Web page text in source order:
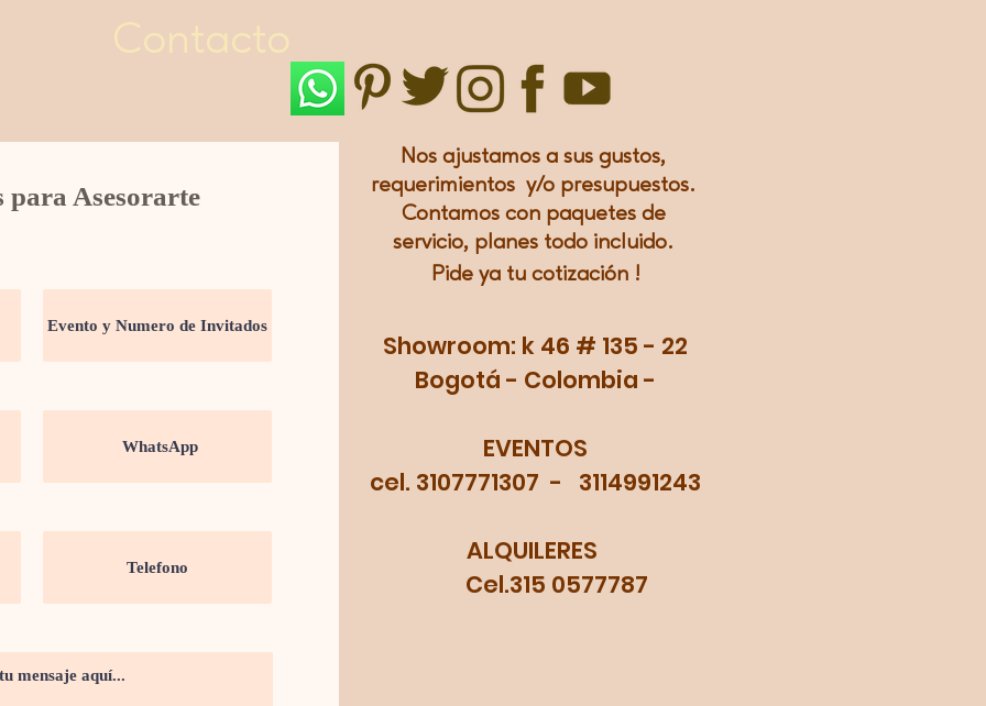
para Asesorarte
Nos ajustamos a sus gustos,
requerimientos y/o presupuestos.
Contamos con paquetes de
servicio, planes todo incluido.
Pide ya tu cotización !
Showroom: k 46 # 135 - 22
Bogotá - Colombia -
EVENTOS
cel. 3107771307 - 3114991243
ALQUILERES
Cel.315 0577787